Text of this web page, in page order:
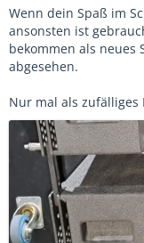
Wenn dein Spaß im
ansonsten ist
bekommen als neues
abgesehen.
Nur mal als zufälliges